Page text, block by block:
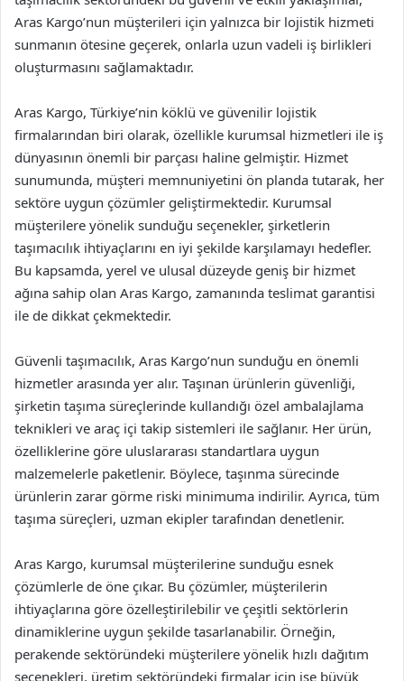
Aras Kargo’nun müşterileri için yalnızca bir lojistik hizmeti
sunmanın ötesine geçerek, onlarla uzun vadeli iş birlikleri
oluşturmasını sağlamaktadır.
Aras Kargo, Türkiye’nin köklü ve güvenilir lojistik
firmalarından biri olarak, özellikle kurumsal hizmetleri ile iş
dünyasının önemli bir parçası haline gelmiştir. Hizmet
sunumunda, müşteri memnuniyetini ön planda tutarak, her
sektöre uygun çözümler geliştirmektedir. Kurumsal
müşterilere yönelik sunduğu seçenekler, şirketlerin
taşımacılık ihtiyaçlarını en iyi şekilde karşılamayı hedefler.
Bu kapsamda, yerel ve ulusal düzeyde geniş bir hizmet
ağına sahip olan Aras Kargo, zamanında teslimat garantisi
ile de dikkat çekmektedir.
Güvenli taşımacılık, Aras Kargo’nun sunduğu en önemli
hizmetler arasında yer alır. Taşınan ürünlerin güvenliği,
şirketin taşıma süreçlerinde kullandığı özel ambalajlama
teknikleri ve araç içi takip sistemleri ile sağlanır. Her ürün,
özelliklerine göre uluslararası standartlara uygun
malzemelerle paketlenir. Böylece, taşınma sürecinde
ürünlerin zarar görme riski minimuma indirilir. Ayrıca, tüm
taşıma süreçleri, uzman ekipler tarafından denetlenir.
Aras Kargo, kurumsal müşterilerine sunduğu esnek
çözümlerle de öne çıkar. Bu çözümler, müşterilerin
ihtiyaçlarına göre özelleştirilebilir ve çeşitli sektörlerin
dinamiklerine uygun şekilde tasarlanabilir. Örneğin,
perakende sektöründeki müşterilere yönelik hızlı dağıtım
seçenekleri, üretim sektöründeki firmalar için ise büyük